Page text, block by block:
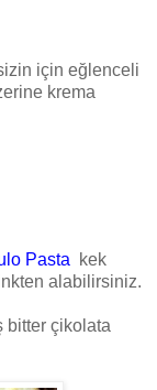
için eğlenceli
krema
Pasta kek
alabilirsiniz.
bitter çikolata